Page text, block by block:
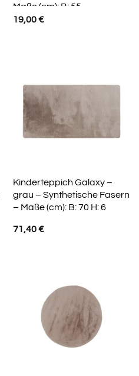
Maße (cm): B: 55
19,00€
Kinderteppich Galaxy –
grau – Synthetische Fasern
– Maße (cm): B: 70 H: 6
71,40€